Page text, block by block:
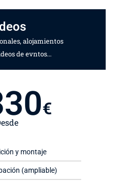
alojamientos
de evntos...
€
y montaje
(ampliable)